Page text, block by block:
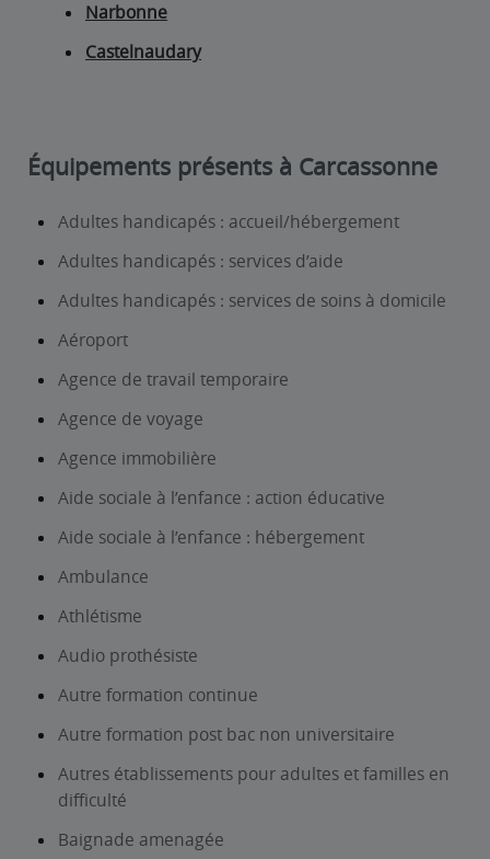
Narbonne
Castelnaudary
Équipements présents à Carcassonne
Adultes handicapés : accueil/hébergement
Adultes handicapés : services d’aide
Adultes handicapés : services de soins à domicile
Aéroport
Agence de travail temporaire
Agence de voyage
Agence immobilière
Aide sociale à l’enfance : action éducative
Aide sociale à l’enfance : hébergement
Ambulance
Athlétisme
Audio prothésiste
Autre formation continue
Autre formation post bac non universitaire
Autres établissements pour adultes et familles en
difficulté
Baignade amenagée